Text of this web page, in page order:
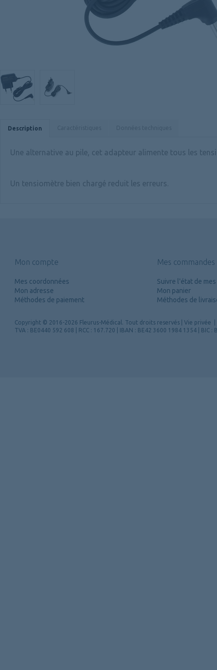
Description
Une alternative au pile, cet adapteur alimente tous les
Un tensiomètre bien chargé reduit les erreurs.
Mon compte
Mes coordonnées
Mon adresse
Méthodes de paiement
Mes commandes
Suivre l'état de
Mon panier
Méthodes de
Copyright © 2016-2026 Fleurus-Médical. Tout droits reservés Vie privée
TVA : BE0440 592 608 | RCC : 167.720 | IBAN : BE42 3600 1984 1354 | BIC :